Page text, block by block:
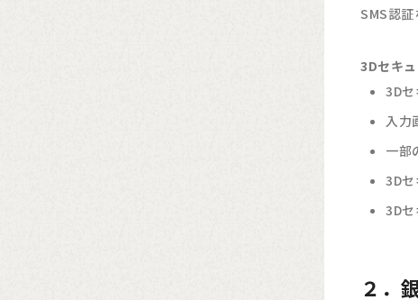
SMS認
3Dセキ
3D
入力
一部
3D
3D
２．